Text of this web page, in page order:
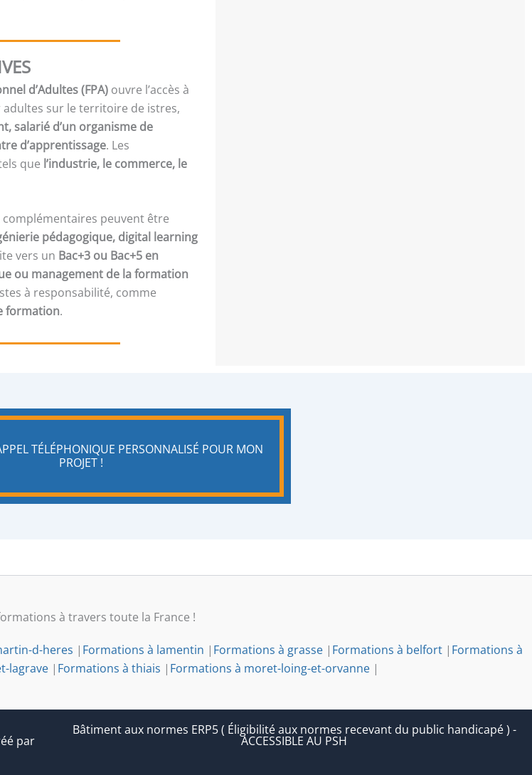
d’Adultes (FPA) ouvre l’accès à
sur le territoire de istres,
salarié d’un organisme de
d’apprentissage. Les
que l’industrie, le commerce, le
peuvent être
pédagogique, digital learning
vers un Bac+3 ou Bac+5 en
ou management de la formation
à responsabilité, comme
formation.
TÉLÉPHONIQUE PERSONNALISÉ POUR MON
PROJET !
à travers toute la France !
d-heres | Formations à lamentin | Formations à grasse | Formations à belfort | Formations à
lagrave| Formations à thiais | Formations à moret-loing-et-orvanne|
par
Bâtiment aux normes ERP5 ( Éligibilité aux normes recevant du public handicapé ) -
ACCESSIBLE AU PSH